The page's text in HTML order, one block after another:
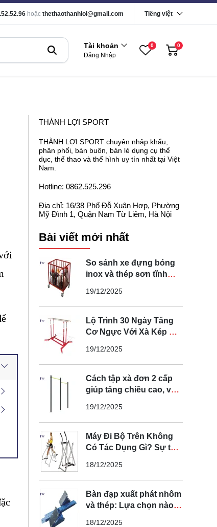
hoặc thethaothanhloi@gmail.com Tiếng việt
Tài khoản
Đăng Nhập
0 0
THÀNH LỢI SPORT
THÀNH LỢI SPORT chuyên nhập khẩu,
phân phối, bán buôn, bán lẻ dụng cụ thể
dục, thể thao và thể hình uy tín nhất tại Việt
Nam.
Hotline: 0862.525.296
Địa chỉ: 16/38 Phố Đỗ Xuân Hợp, Phường
Mỹ Đình 1, Quận Nam Từ Liêm, Hà Nội
Bài viết mới nhất
So sánh xe đựng bóng
inox và thép sơn tĩnh
19/12/2025
Lộ Trình 30 Ngày Tăng
Cơ Ngực Với Xà Kép Di
19/12/2025
Cách tập xà đơn 2 cấp
giúp tăng chiều cao, vóc
19/12/2025
Máy Đi Bộ Trên Không
Có Tác Dụng Gì? Sự thật
18/12/2025
Bàn đạp xuất phát nhôm
và thép: Lựa chọn nào
18/12/2025